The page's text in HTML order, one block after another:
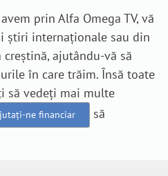
prin Alfa Omega TV, vă
știri internaționale sau din
ajutându-vă să
în care trăim. Însă toate
să vedeți mai multe
ne financiar
să